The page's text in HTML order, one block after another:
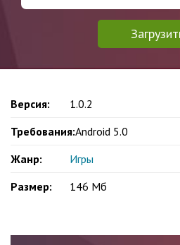
Версия:
1.0.2
Требования:Android 5.0
Жанр:
Игры
Размер:
146 Мб